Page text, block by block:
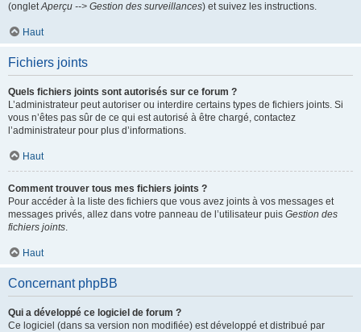
(ongletAperçu --> Gestion des surveillances) et suivez les instructions.
Haut
Fichiers joints
Quels fichiers joints sont autorisés sur ce forum ?
L’administrateur peut autoriser ou interdire certains types de fichiers joints. Si
vous n’êtes pas sûr de ce qui est autorisé à être chargé, contactez
l’administrateur pour plus d’informations.
Haut
Comment trouver tous mes fichiers joints ?
Pour accéder à la liste des fichiers que vous avez joints à vos messages et
messages privés, allez dans votre panneau de l’utilisateur puis Gestion des
fichiers joints.
Haut
Concernant phpBB
Qui a développé ce logiciel de forum ?
Ce logiciel (dans sa version non modifiée) est développé et distribué par